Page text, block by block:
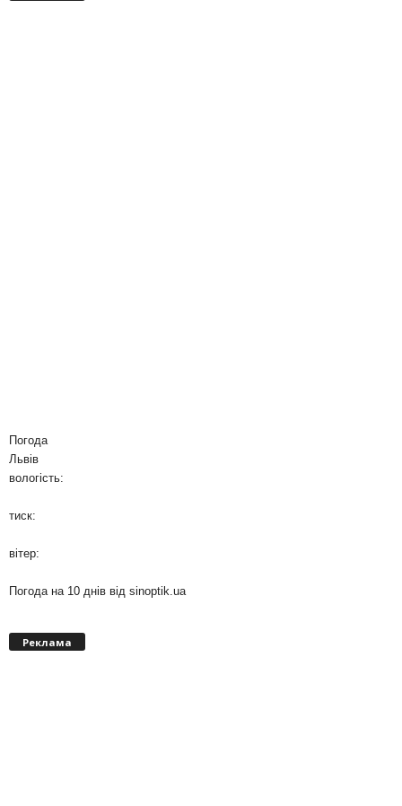
Погода
Львів
вологість:
тиск:
вітер:
Погода на 10 днів від sinoptik.ua
Реклама